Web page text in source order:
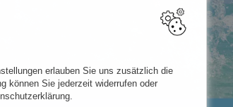
erlauben Sie uns zusätzlich die
können Sie jederzeit widerrufen oder